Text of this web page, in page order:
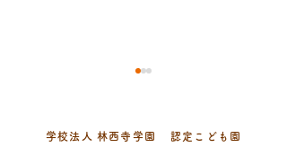
学校法人 林西寺学園 認定こども園